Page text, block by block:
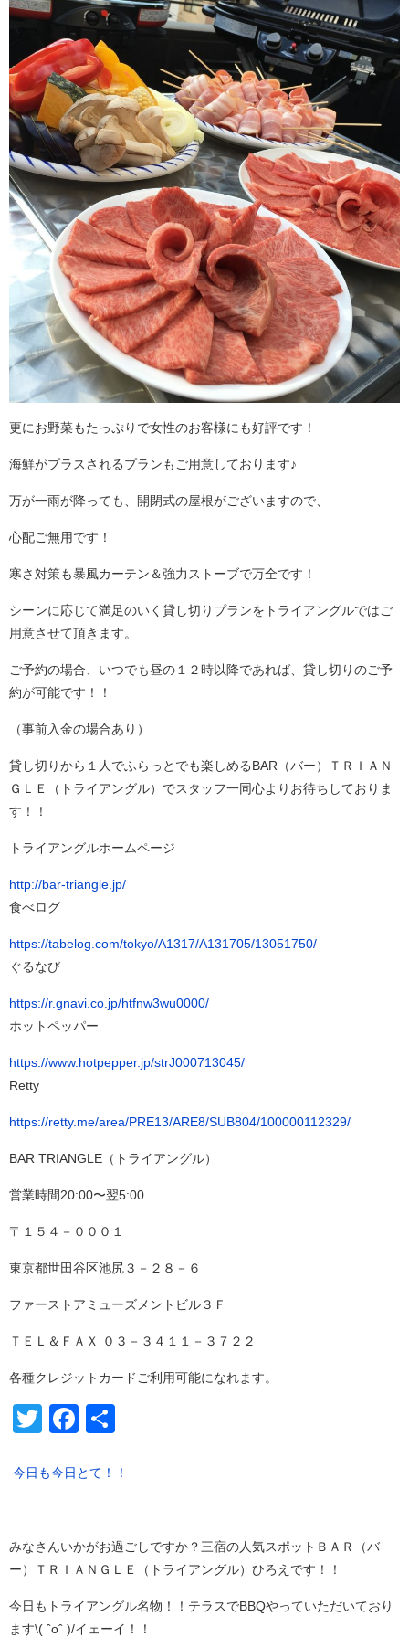
更にお野菜もたっぷりで女性のお客様にも好評です！
海鮮がプラスされるプランもご用意しております♪
万が一雨が降っても、開閉式の屋根がございますので、
心配ご無用です！
寒さ対策も暴風カーテン＆強力ストーブで万全です！
シーンに応じて満足のいく貸し切りプランをトライアングルではご
用意させて頂きます。
ご予約の場合、いつでも昼の１２時以降であれば、貸し切りのご予
約が可能です！！
（事前入金の場合あり）
貸し切りから１人でふらっとでも楽しめるBAR（バー）ＴＲＩＡＮ
ＧＬＥ（トライアングル）でスタッフ一同心よりお待ちしておりま
す！！
トライアングルホームページ
http://bar-triangle.jp/
食べログ
https://tabelog.com/tokyo/A1317/A131705/13051750/
ぐるなび
https://r.gnavi.co.jp/htfnw3wu0000/
ホットペッパー
https://www.hotpepper.jp/strJ000713045/
Retty
https://retty.me/area/PRE13/ARE8/SUB804/100000112329/
BAR TRIANGLE（トライアングル）
営業時間20:00〜翌5:00
〒１５４－０００１
東京都世田谷区池尻３－２８－６
ファーストアミューズメントビル３Ｆ
ＴＥＬ＆ＦＡＸ ０３－３４１１－３７２２
各種クレジットカードご利用可能になれます。
TwitterFacebook
今日も今日とて！！
みなさんいかがお過ごしですか？三宿の人気スポットＢＡＲ（バ
ー）ＴＲＩＡＮＧＬＥ（トライアングル）ひろえです！！
今日もトライアングル名物！！テラスでBBQやっていただいており
ます\( ˆoˆ )/イェーイ！！